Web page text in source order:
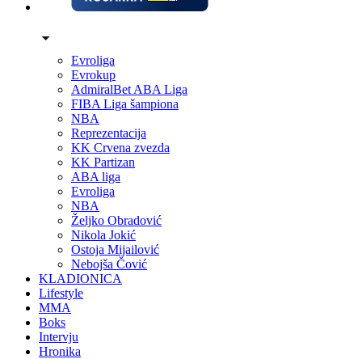
Evroliga
Evrokup
AdmiralBet ABA Liga
FIBA Liga šampiona
NBA
Reprezentacija
KK Crvena zvezda
KK Partizan
ABA liga
Evroliga
NBA
Željko Obradović
Nikola Jokić
Ostoja Mijailović
Nebojša Čović
KLADIONICA
Lifestyle
MMA
Boks
Intervju
Hronika